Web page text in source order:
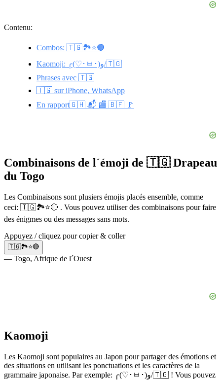
Contenu:
Combos: 🇹🇬🏞️⭐🔴
Kaomoji: ╭(♡･ㅂ･)و/🇹🇬
Phrases avec 🇹🇬
🇹🇬 sur iPhone, WhatsApp
En rapport🇬🇭 📬 🏬 🇧🇫 🚩
Combinaisons de l´émoji de 🇹🇬 Drapeau
du Togo
Les Combinaisons sont plusiers émojis placés ensemble, comme
ceci: 🇹🇬🏞️⭐🔴 . Vous pouvez utiliser des combinaisons pour faire
des énigmes ou des messages sans mots.
Appuyez / cliquez pour copier & coller
🇹🇬🏞️⭐🔴
— Togo, Afrique de l´Ouest
Kaomoji
Les Kaomoji sont populaires au Japon pour partager des émotions et
des situations en utilisant les ponctuations et les caractères de la
grammaire japonaise. Par exemple: ╭(♡･ㅂ･)و/🇹🇬 ! Vous pouvez